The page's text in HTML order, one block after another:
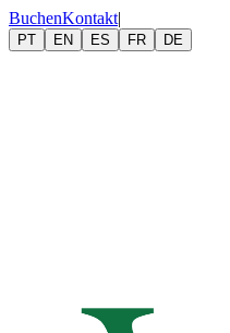
BuchenKontakt|
PT EN ES FR DE